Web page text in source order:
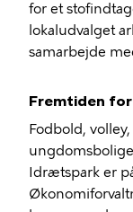
for et
lokaludvalget
samarbejde
Fremtiden
Fodbold,
Idrætspark er